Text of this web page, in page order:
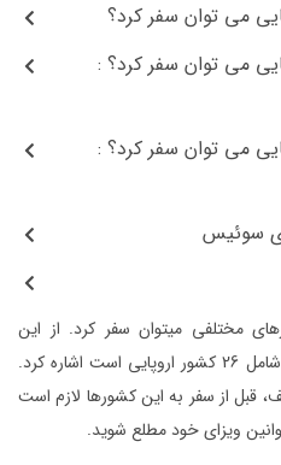
می توان سفر کرد؟
می توان سفر کرد؟ :
می توان سفر کرد؟ :
سوئیس
مختلفی میتوان سفر کرد. از این
میتوان به کشورهای عضو شنگن که شامل 26 کشور اروپایی است اشاره کرد.
قبل از سفر به این کشورها لازم است
ویزای خود مطلع شوید.